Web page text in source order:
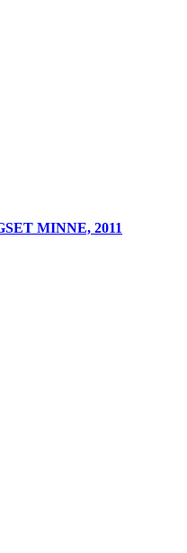
MINNE, 2011